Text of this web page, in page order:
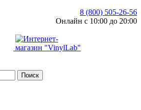
8 (800) 505-26-56
Онлайн с 10:00 до 20:00
Поиск